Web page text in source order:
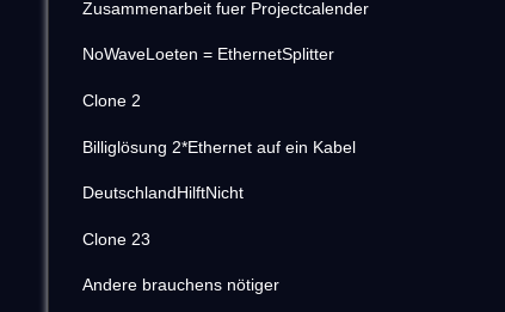
Zusammenarbeit fuer Projectcalender
NoWaveLoeten = EthernetSplitter
Clone 2
Billiglösung 2*Ethernet auf ein Kabel
DeutschlandHilftNicht
Clone 23
Andere brauchens nötiger